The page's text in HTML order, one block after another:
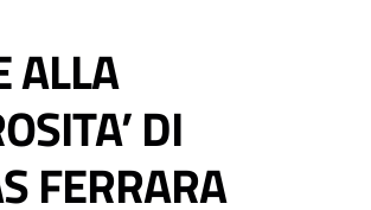
ALLA
DI
FERRARA